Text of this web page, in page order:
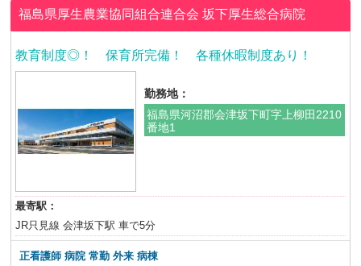
福島県厚生農業協同組合連合会坂下厚生総合病院
教育制度◎！ 保育所完備！ 各種休暇制度あり！
勤務地：
福島県河沼郡会津坂下町字上柳田2210
番地1
最寄駅：
JR只見線 会津坂下駅 車で5分
正看護師 病院 常勤 外来 病棟